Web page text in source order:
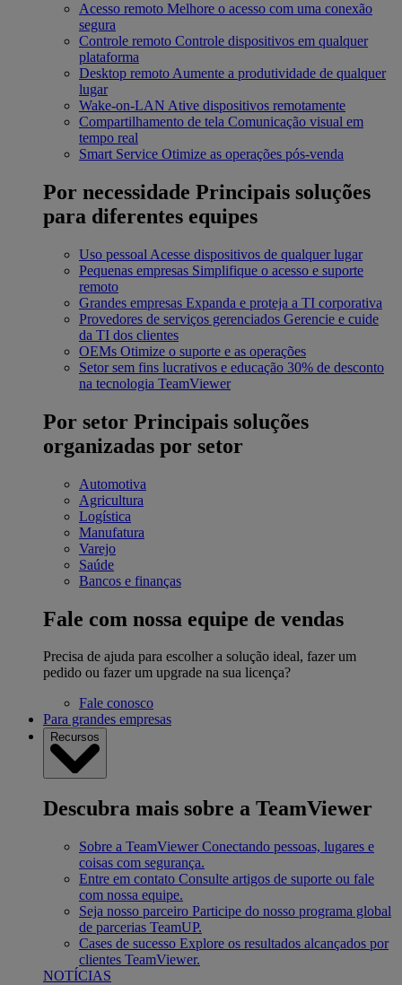
Acesso remoto Melhore o acesso com uma conexão
segura
Controle remoto Controle dispositivos em qualquer
plataforma
Desktop remoto Aumente a produtividade de qualquer
lugar
Wake-on-LAN Ative dispositivos remotamente
Compartilhamento de tela Comunicação visual em
tempo real
Smart Service Otimize as operações pós-venda
Por necessidade Principais soluções
para diferentes equipes
Uso pessoal Acesse dispositivos de qualquer lugar
Pequenas empresas Simplifique o acesso e suporte
remoto
Grandes empresas Expanda e proteja a TI corporativa
Provedores de serviços gerenciados Gerencie e cuide
da TI dos clientes
OEMs Otimize o suporte e as operações
Setor sem fins lucrativos e educação 30% de desconto
na tecnologia TeamViewer
Por setor Principais soluções
organizadas por setor
Automotiva
Agricultura
Logística
Manufatura
Varejo
Saúde
Bancos e finanças
Fale com nossa equipe de vendas
Precisa de ajuda para escolher a solução ideal, fazer um
pedido ou fazer um upgrade na sua licença?
Fale conosco
Para grandes empresas
Recursos
Descubra mais sobre a TeamViewer
Sobre a TeamViewer Conectando pessoas, lugares e
coisas com segurança.
Entre em contato Consulte artigos de suporte ou fale
com nossa equipe.
Seja nosso parceiro Participe do nosso programa global
de parcerias TeamUP.
Cases de sucesso Explore os resultados alcançados por
clientes TeamViewer.
NOTÍCIAS